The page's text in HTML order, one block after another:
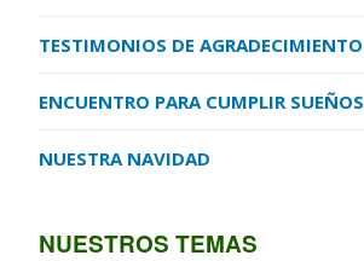
TESTIMONIOS DE AGRADECIMIENTO
ENCUENTRO PARA CUMPLIR SUEÑOS
NUESTRA NAVIDAD
NUESTROS TEMAS